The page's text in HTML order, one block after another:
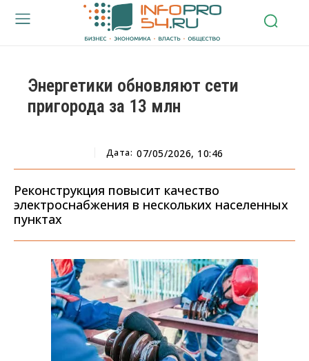
Энергетики обновляют сети
пригорода за 13 млн
Дата: 07/05/2026, 10:46
Реконструкция повысит качество
электроснабжения в нескольких населенных
пунктах